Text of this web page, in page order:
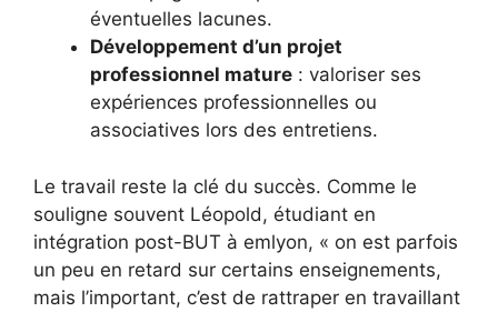
éventuelles lacunes.
Développement d’un projet
professionnel mature : valoriser ses
expériences professionnelles ou
associatives lors des entretiens.
Le travail reste la clé du succès. Comme le
souligne souvent Léopold, étudiant en
intégration post-BUT à emlyon, « on est parfois
un peu en retard sur certains enseignements,
mais l’important, c’est de rattraper en travaillant